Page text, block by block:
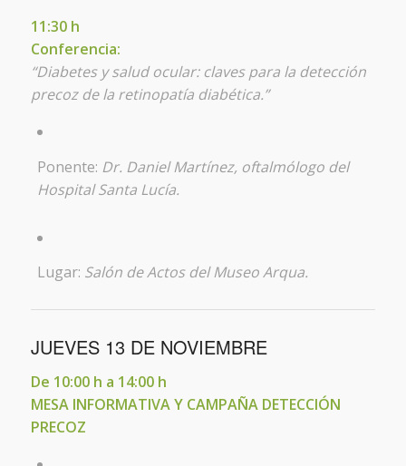
11:30 h
Conferencia:
“Diabetes y salud ocular: claves para la detección
precoz de la retinopatía diabética.”
Ponente: Dr. Daniel Martínez, oftalmólogo del
Hospital Santa Lucía.
Lugar: Salón de Actos del Museo Arqua.
JUEVES 13 DE NOVIEMBRE
De 10:00 h a 14:00 h
MESA INFORMATIVA Y CAMPAÑA DETECCIÓN
PRECOZ